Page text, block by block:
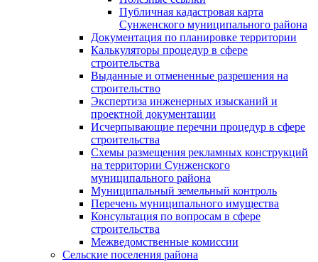
Публичная кадастровая карта
Сунженского муниципального района
Документация по планировке территории
Калькуляторы процедур в сфере
строительства
Выданные и отмененные разрешения на
строительство
Экспертиза инженерных изысканий и
проектной документации
Исчерпывающие перечни процедур в сфере
строительства
Схемы размещения рекламных конструкций
на территории Сунженского
муниципального района
Муниципальный земельный контроль
Перечень муниципального имущества
Консультация по вопросам в сфере
строительства
Межведомственные комиссии
Сельские поселения района